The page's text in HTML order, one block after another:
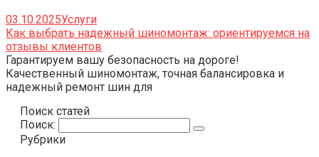
03.10.2025Услуги
Как выбрать надежный шиномонтаж: ориентируемся на
отзывы клиентов
Гарантируем вашу безопасность на дороге!
Качественный шиномонтаж, точная балансировка и
надежный ремонт шин для
Поиск статей
Поиск:
Рубрики